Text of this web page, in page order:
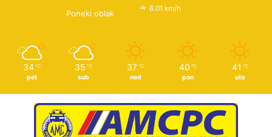
Poneki oblak
6.01 km/h
34 ℃
pet
35 ℃
sub
37 ℃
ned
40 ℃
pon
41 ℃
uto